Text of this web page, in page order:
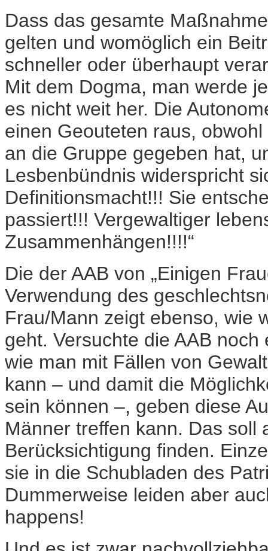
Dass das gesamte
gelten und womöglich ein
schneller oder überhaupt
Mit dem Dogma, man werde
es nicht weit her. Die
einen Geouteten raus,
an die Gruppe gegeben hat,
Lesbenbündnis widerspricht
Definitionsmacht!!! Sie
passiert!!! Vergewaltiger
Zusammenhängen!!!!“
Die der AAB von „Einigen
Verwendung des
Frau/Mann zeigt ebenso, wie
geht. Versuchte die AAB
wie man mit Fällen von
kann – und damit die
sein können –, geben diese
Männer treffen kann. Das soll
Berücksichtigung finden.
sie in die Schubladen des
Dummerweise leiden aber
happens!